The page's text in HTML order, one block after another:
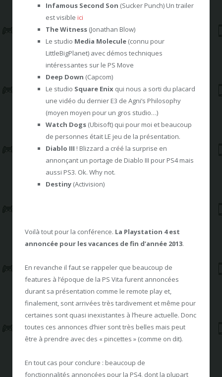
Infamous Second Son (Sucker Punch) Un trailer
est visible ici
The Witness (Jonathan Blow)
Le studio Media Molecule (connu pour
LittleBigPlanet) avec démos techniques
intéressantes sur le PS Move
Deep Down (Capcom)
Le studio Square Enix qui nous a sorti du placard
une vidéo du dernier E3 de Agni’s Philosophy
(moyen moyen pour un gros studio…)
Watch Dogs (Ubisoft) qui pour moi et beaucoup
de personnes était LE jeu de la présentation.
Diablo III ! Blizzard a créé la surprise en
annonçant un portage de Diablo III pour PS4 mais
aussi PS3. Ok. Why not.
Destiny (Activision)
Voilà tout pour la conférence. La Playstation 4 est
annoncée pour les vacances de fin d’année 2013.
En revanche il faut se rappeler que beaucoup de
features à l’époque de la PS Vita furent annoncées
durant sa présentation comme le remote play et,
finalement, sont arrivées très tardivement et même pour
certaines sont quasi inexistantes à l’heure actuelle. Donc
toutes ces annonces d’hier sont très belles mais peut
être à prendre avec des « pincettes » (comme on dit).
En tout cas pour conclure : beaucoup de
fonctionnalités annoncées pour la PS4, dont la plupart